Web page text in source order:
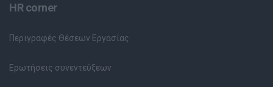
HR corner
Περιγραφές Θέσεων Εργασίας
Ερωτήσεις συνεντεύξεων